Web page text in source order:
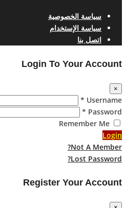
سياسة الخصوصية
سياسة الإستخدام
اتصل بنا
Login To Your Account
×
Username *
Password *
Remember Me
Login
Not A Member?
Lost Password?
Register Your Account